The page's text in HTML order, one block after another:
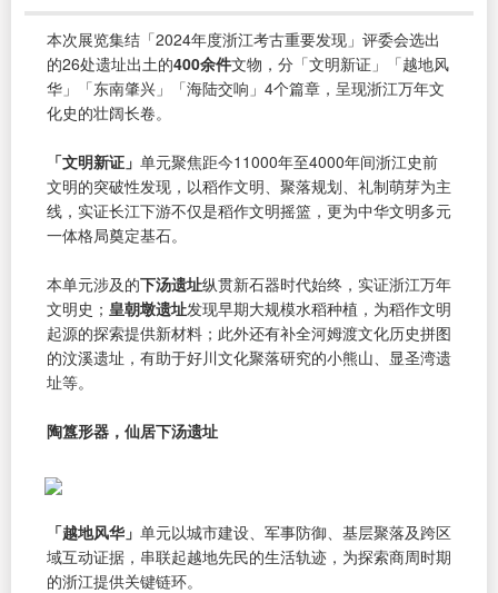
本次展览集结「2024年度浙江考古重要发现」评委会选出
的26处遗址出土的400余件文物，分「文明新证」「越地风
华」「东南肇兴」「海陆交响」4个篇章，呈现浙江万年文
化史的壮阔长卷。
「文明新证」 单元聚焦距今11000年至4000年间浙江史前
文明的突破性发现，以稻作文明、聚落规划、礼制萌芽为主
线，实证长江下游不仅是稻作文明摇篮，更为中华文明多元
一体格局奠定基石。
本单元涉及的下汤遗址纵贯新石器时代始终，实证浙江万年
文明史； 皇朝墩遗址发现早期大规模水稻种植，为稻作文明
起源的探索提供新材料；此外还有补全河姆渡文化历史拼图
的汶溪遗址，有助于好川文化聚落研究的小熊山、显圣湾遗
址等。
陶簋形器，仙居下汤遗址
「越地风华」 单元以城市建设、军事防御、基层聚落及跨区
域互动证据，串联起越地先民的生活轨迹，为探索商周时期
的浙江提供关键链环。